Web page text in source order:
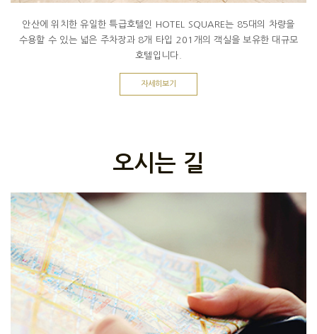
안산에 위치한 유일한 특급호텔인 HOTEL SQUARE는 85대의 차량을
수용할 수 있는 넓은 주차장과 8개 타입 201개의 객실을 보유한 대규모
호텔입니다.
자세히보기
오시는 길